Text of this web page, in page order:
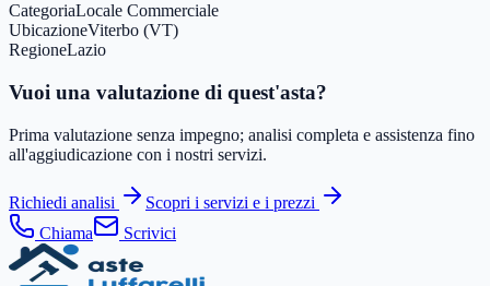
CategoriaLocale Commerciale
UbicazioneViterbo (VT)
RegioneLazio
Vuoi una valutazione di quest'asta?
Prima valutazione senza impegno; analisi completa e assistenza fino
all'aggiudicazione con i nostri servizi.
Richiedi analisi
Scopri i servizi e i prezzi
Chiama
Scrivici